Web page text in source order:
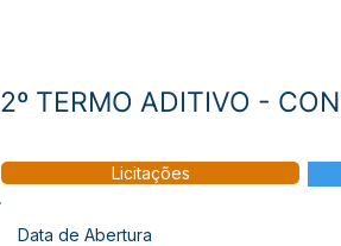
2º TERMO ADITIVO -
Licitações
Data de Abertura